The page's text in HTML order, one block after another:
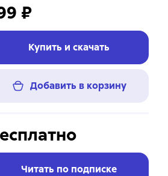
₽
Купить и скачать
Добавить в корзину
Читать по подписке